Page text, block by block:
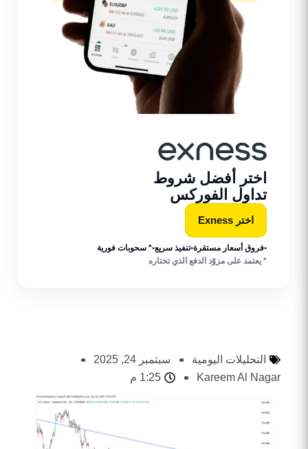
اختر أفضل شروط
تداول الفوركس
اختر Exness
•فروق أسعار مستقرة•تنفيذ سريع•* سحوبات فورية
* يعتمد على مزوّد الدفع الذي تختاره
التحليلات اليومية
سبتمبر 24, 2025
Kareem Al Nagar
1:25 م